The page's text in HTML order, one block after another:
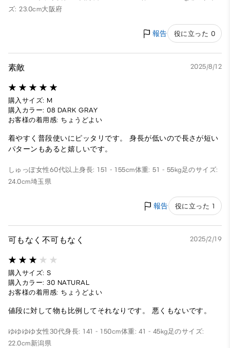
ズ: 23.0cm大阪府
報告 役に立った 0
素敵 2025/8/12
購入サイズ: M
購入カラー: 08 DARK GRAY
お客様の着用感: ちょうどよい
着やすく普段使いにピッタリです。 身長が低いので長さが短い
パターンもあると嬉しいです。
しゅっぽ女性60代以上身長: 151 - 155cm体重: 51 - 55kg足のサイズ:
24.0cm埼玉県
報告 役に立った 1
可もなく不可もなく 2025/2/19
購入サイズ: S
購入カラー: 30 NATURAL
お客様の着用感: ちょうどよい
値段に対して物も比例してそれなりです。 悪くもないです。
ゆゆゆゆ女性30代身長: 141 - 150cm体重: 41 - 45kg足のサイズ:
22.0cm新潟県